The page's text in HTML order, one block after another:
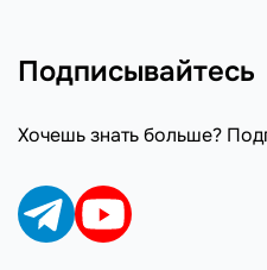
Подписывайтесь
Хочешь знать больше?